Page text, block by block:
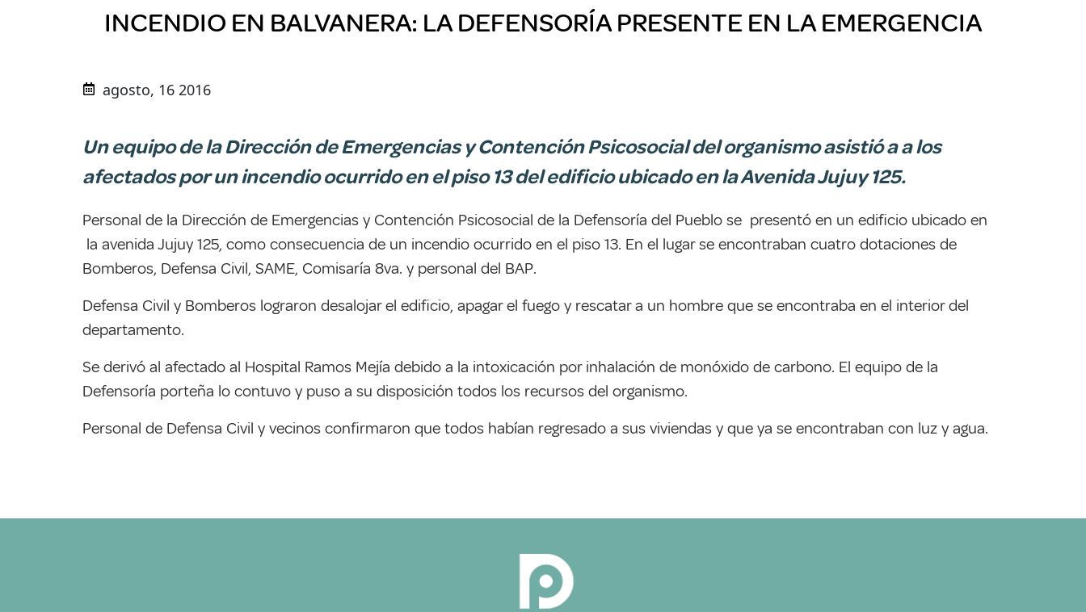
INCENDIO EN BALVANERA: LA DEFENSORÍA PRESENTE EN LA EMERGENCIA
agosto, 16 2016
Un equipo de la Dirección de Emergencias y Contención Psicosocial del organismo asistió a a los
afectados por un incendio ocurrido en el piso 13 del edificio ubicado en la Avenida Jujuy 125.
Personal de la Dirección de Emergencias y Contención Psicosocial de la Defensoría del Pueblo se presentó en un edificio ubicado en
la avenida Jujuy 125, como consecuencia de un incendio ocurrido en el piso 13. En el lugar se encontraban cuatro dotaciones de
Bomberos, Defensa Civil, SAME, Comisaría 8va. y personal del BAP.
Defensa Civil y Bomberos lograron desalojar el edificio, apagar el fuego y rescatar a un hombre que se encontraba en el interior del
departamento.
Se derivó al afectado al Hospital Ramos Mejía debido a la intoxicación por inhalación de monóxido de carbono. El equipo de la
Defensoría porteña lo contuvo y puso a su disposición todos los recursos del organismo.
Personal de Defensa Civil y vecinos confirmaron que todos habían regresado a sus viviendas y que ya se encontraban con luz y agua.